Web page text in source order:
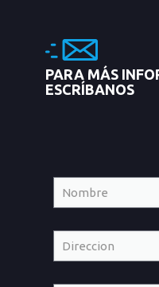
PARA MÁS
ESCRÍBANOS